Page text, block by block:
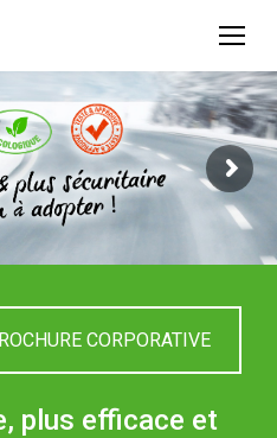
CORPORATIVE
plus efficace et